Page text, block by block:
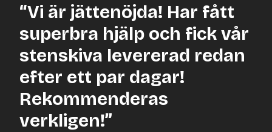
“Vi är jättenöjda! Har fått
superbra hjälp och fick vår
stenskiva levererad redan
efter ett par dagar!
Rekommenderas
verkligen!”